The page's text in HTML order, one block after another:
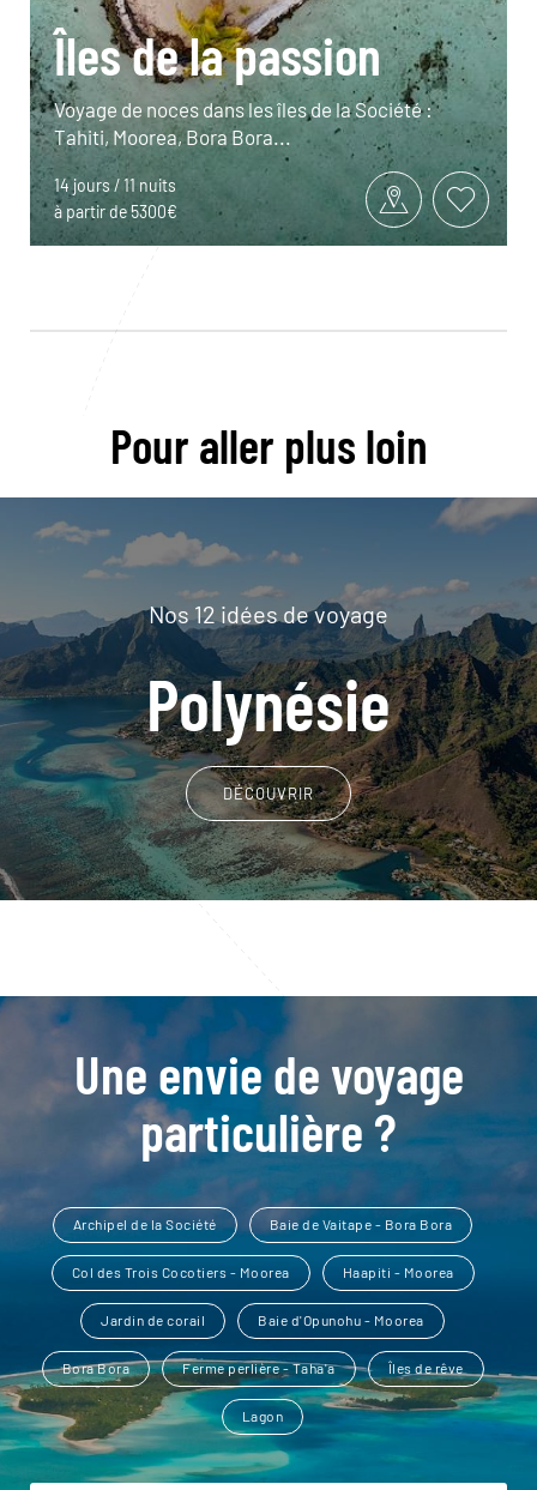
Îles de la passion
Voyage de noces dans les îles de la Société :
Tahiti, Moorea, Bora Bora...
14 jours / 11 nuits
à partir de 5300€
Pour aller plus loin
Nos 12 idées de voyage
Polynésie
DÉCOUVRIR
Une envie de voyage
particulière ?
Archipel de la Société Baie de Vaitape - Bora Bora
Col des Trois Cocotiers - Moorea Haapiti - Moorea
Jardin de corail Baie d'Opunohu - Moorea
Bora Bora Ferme perlière - Taha'a Îles de rêve
Lagon